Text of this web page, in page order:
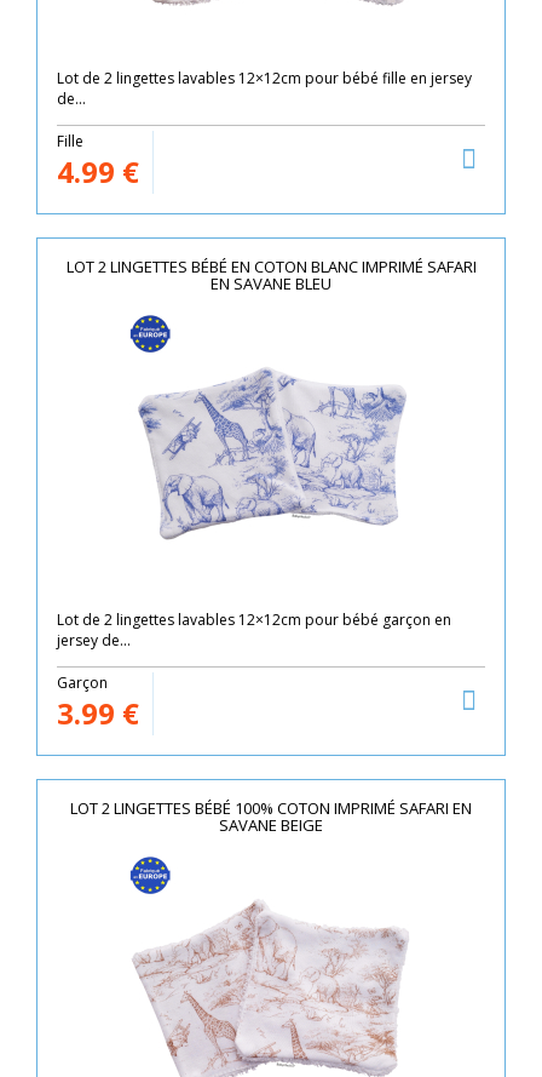
Lot de 2 lingettes lavables 12×12cm pour bébé fille en jersey
de...
Fille
4.99 €
LOT 2 LINGETTES BÉBÉ EN COTON BLANC IMPRIMÉ SAFARI
EN SAVANE BLEU
Lot de 2 lingettes lavables 12×12cm pour bébé garçon en
jersey de...
Garçon
3.99 €
LOT 2 LINGETTES BÉBÉ 100% COTON IMPRIMÉ SAFARI EN
SAVANE BEIGE